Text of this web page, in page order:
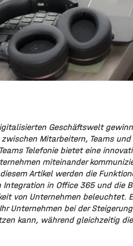
Geschäftswelt
Mitarbeitern, Teams
Telefonie bietet eine
miteinander
Artikel werden die
Integration in Office 365 und die
von Unternehmen beleuchtet.
Unternehmen bei der
kann, während gleichzeitig